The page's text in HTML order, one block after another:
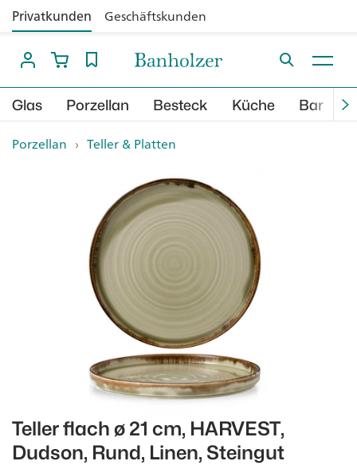
Privatkunden Geschäftskunden
Glas Porzellan Besteck Küche Bar
Porzellan › Teller & Platten
Teller flach ø 21 cm, HARVEST,
Dudson, Rund, Linen, Steingut